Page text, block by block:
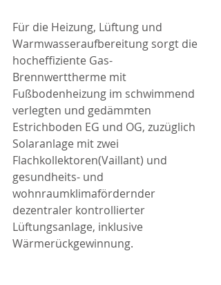
Für die Heizung, Lüftung und
Warmwasseraufbereitung sorgt die
hocheffiziente Gas-
Brennwerttherme mit
Fußbodenheizung im schwimmend
verlegten und gedämmten
Estrichboden EG und OG, zuzüglich
Solaranlage mit zwei
Flachkollektoren(Vaillant) und
gesundheits- und
wohnraumklimafördernder
dezentraler kontrollierter
Lüftungsanlage, inklusive
Wärmerückgewinnung.